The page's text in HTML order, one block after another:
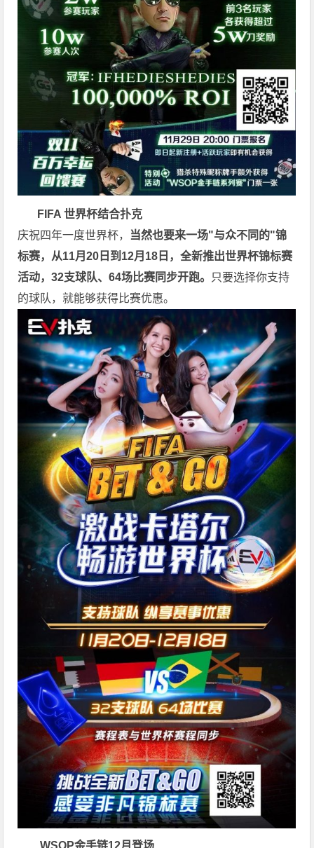
FIFA 世界杯结合扑克
庆祝四年一度世界杯， 当然也要来一场"与众不同的"锦
标赛，从11月20日到12月18日，全新推出世界杯锦标赛
活动，32支球队、64场比赛同步开跑。 只要选择你支持
的球队，就能够获得比赛优惠。
WSOP金手链12月登场